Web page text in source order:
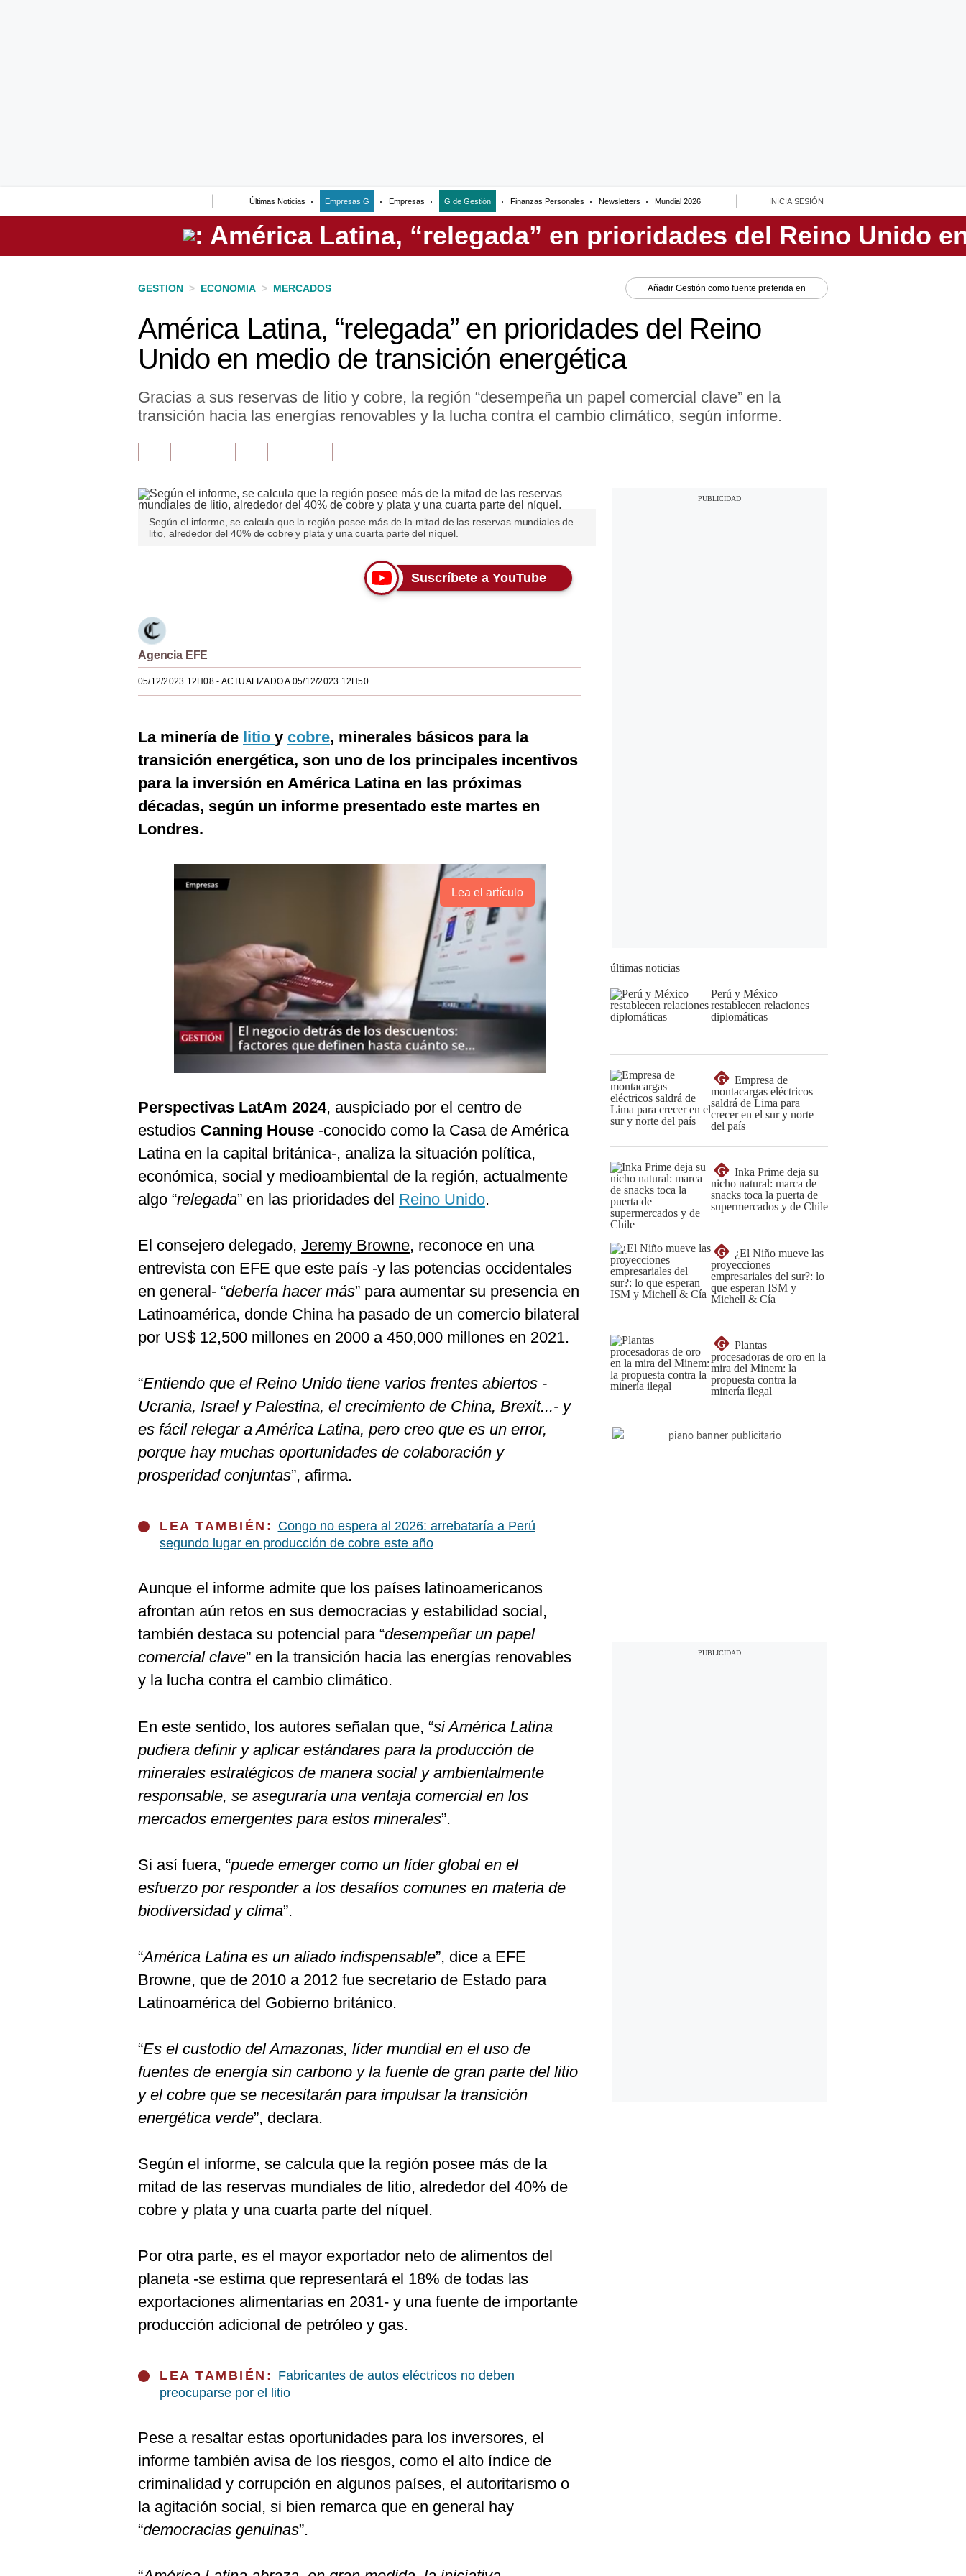
Últimas Noticias Empresas G Empresas G de Gestión Finanzas Personales Newsletters Mundial 2026 INICIA SESIÓN
Perú
GESTION > ECONOMIA > MERCADOS Añadir Gestión como fuente preferida en
América Latina, “relegada” en prioridades del Reino
Unido en medio de transición energética
Gracias a sus reservas de litio y cobre, la región “desempeña un papel comercial clave” en la
transición hacia las energías renovables y la lucha contra el cambio climático, según informe.
Según el informe, se calcula que la región posee más de la mitad de las reservas mundiales de
litio, alrededor del 40% de cobre y plata y una cuarta parte del níquel.
Suscríbete a YouTube
Agencia EFE
05/12/2023 12H08- ACTUALIZADO A 05/12/2023 12H50
La minería de litio y cobre, minerales básicos para la
transición energética, son uno de los principales incentivos
para la inversión en América Latina en las próximas
décadas, según un informe presentado este martes en
Londres.
Lea el artículo
Perspectivas LatAm 2024, auspiciado por el centro de
estudios Canning House -conocido como la Casa de América
Latina en la capital británica-, analiza la situación política,
económica, social y medioambiental de la región, actualmente
algo “relegada” en las prioridades del Reino Unido.
El consejero delegado, Jeremy Browne, reconoce en una
entrevista con EFE que este país -y las potencias occidentales
en general- “debería hacer más” para aumentar su presencia en
Latinoamérica, donde China ha pasado de un comercio bilateral
por US$ 12,500 millones en 2000 a 450,000 millones en 2021.
“Entiendo que el Reino Unido tiene varios frentes abiertos -
Ucrania, Israel y Palestina, el crecimiento de China, Brexit...- y
es fácil relegar a América Latina, pero creo que es un error,
porque hay muchas oportunidades de colaboración y
prosperidad conjuntas”, afirma.
LEA TAMBIÉN: Congo no espera al 2026: arrebataría a Perú
segundo lugar en producción de cobre este año
Aunque el informe admite que los países latinoamericanos
afrontan aún retos en sus democracias y estabilidad social,
también destaca su potencial para “desempeñar un papel
comercial clave” en la transición hacia las energías renovables
y la lucha contra el cambio climático.
En este sentido, los autores señalan que, “si América Latina
pudiera definir y aplicar estándares para la producción de
minerales estratégicos de manera social y ambientalmente
responsable, se aseguraría una ventaja comercial en los
mercados emergentes para estos minerales”.
Si así fuera, “puede emerger como un líder global en el
esfuerzo por responder a los desafíos comunes en materia de
biodiversidad y clima”.
“América Latina es un aliado indispensable”, dice a EFE
Browne, que de 2010 a 2012 fue secretario de Estado para
Latinoamérica del Gobierno británico.
“Es el custodio del Amazonas, líder mundial en el uso de
fuentes de energía sin carbono y la fuente de gran parte del litio
y el cobre que se necesitarán para impulsar la transición
energética verde”, declara.
Según el informe, se calcula que la región posee más de la
mitad de las reservas mundiales de litio, alrededor del 40% de
cobre y plata y una cuarta parte del níquel.
Por otra parte, es el mayor exportador neto de alimentos del
planeta -se estima que representará el 18% de todas las
exportaciones alimentarias en 2031- y una fuente de importante
producción adicional de petróleo y gas.
LEA TAMBIÉN: Fabricantes de autos eléctricos no deben
preocuparse por el litio
Pese a resaltar estas oportunidades para los inversores, el
informe también avisa de los riesgos, como el alto índice de
criminalidad y corrupción en algunos países, el autoritarismo o
la agitación social, si bien remarca que en general hay
“democracias genuinas”.
últimas noticias
Perú y México
restablecen relaciones
diplomáticas
G
Empresa de
montacargas eléctricos
saldrá de Lima para
crecer en el sur y norte
del país
G
Inka Prime deja su
nicho natural: marca de
snacks toca la puerta de
supermercados y de Chile
G
¿El Niño mueve las
proyecciones
empresariales del sur?: lo
que esperan ISM y
Michell & Cía
G
Plantas
procesadoras de oro en la
mira del Minem: la
propuesta contra la
minería ilegal